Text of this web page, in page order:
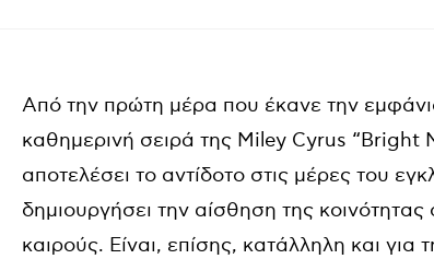
Από την πρώτη μέρα που έκανε την
καθημερινή σειρά της Miley Cyrus
αποτελέσει το αντίδοτο στις μέρες του
δημιουργήσει την αίσθηση της
καιρούς. Είναι, επίσης, κατάλληλη και για